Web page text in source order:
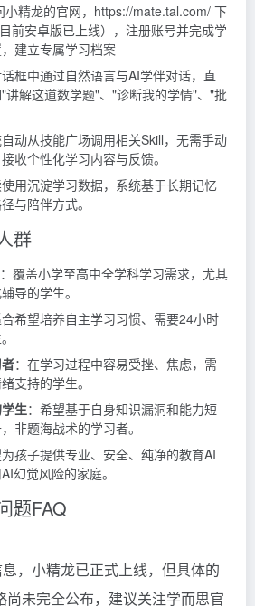
小精龙的官网，https://mate.tal.com/ 下
前安卓版已上线）， 注册账号并完成学
建立专属学习档案
框中通过自然语言与AI学伴对话，直
讲解这道数学题"、"诊断我的学情"、"批
动从技能广场调用相关Skill，无需手动
收个性化学习内容与反馈。
用沉淀学习数据，系统基于长期记忆
与陪伴方式。
群
：覆盖小学至高中全学科学习需求，尤其
导的学生。
合希望培养自主学习习惯、需要24小时
：在学习过程中容易受挫、焦虑，需
支持的学生。
生：希望基于自身知识漏洞和能力短
非题海战术的学习者。
孩子提供专业、安全、纯净的教育AI
幻觉风险的家庭。
题FAQ
，小精龙已正式上线，但具体的
尚未完全公布，建议关注学而思官